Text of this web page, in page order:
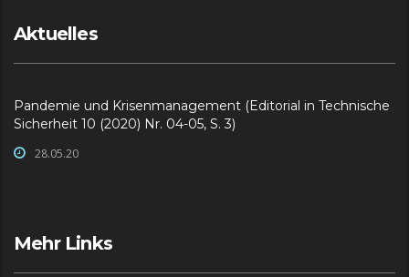
Aktuelles
Pandemie und Krisenmanagement (Editorial in Technische
Sicherheit 10 (2020) Nr. 04-05, S. 3)
28.05.20
Mehr Links